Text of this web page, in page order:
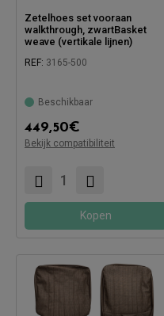
Zetelhoes set vooraan
walkthrough, zwartBasket
weave (vertikale lijnen)
REF: 3165-500
Beschikbaar
449,50€
Bekijk compatibiliteit
Kopen